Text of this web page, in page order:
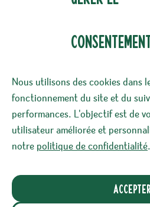
Nous utilisons des cookies dans
fonctionnement du site et du
performances. L'objectif est de
utilisateur améliorée et
notre politique de confidentialité.
J‘accepte le stockage et
données par ce site. -
confidentialité *
Ce site a été éco-conçu